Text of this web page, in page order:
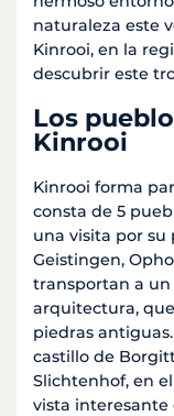
naturaleza este
Kinrooi, en la
descubrir este
Los
Kinrooi
Kinrooi forma
consta de 5
una visita por su
Geistingen,
transportan a un
arquitectura,
piedras
castillo de
Slichtenhof, en
vista interesante